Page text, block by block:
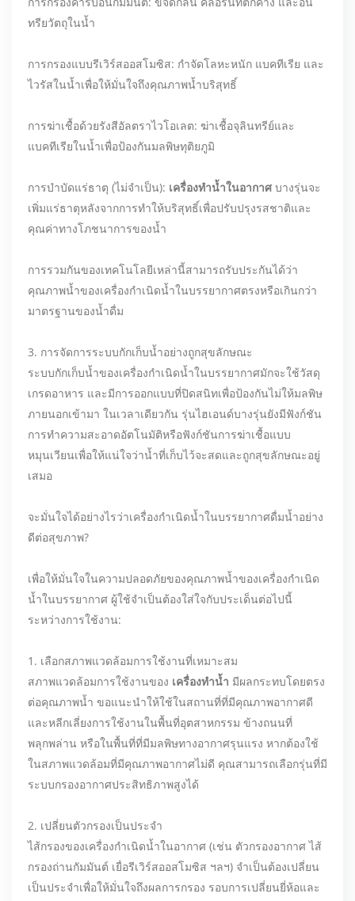
ทรียวัตถุในน้ำ
การกรองแบบรีเวิร์สออสโมซิส: กำจัดโลหะหนัก แบคทีเรีย และ
ไวรัสในน้ำเพื่อให้มั่นใจถึงคุณภาพน้ำบริสุทธิ์
การฆ่าเชื้อด้วยรังสีอัลตราไวโอเลต: ฆ่าเชื้อจุลินทรีย์และ
แบคทีเรียในน้ำเพื่อป้องกันมลพิษทุติยภูมิ
การบำบัดแร่ธาตุ (ไม่จำเป็น): เครื่องทำน้ำในอากาศ บางรุ่นจะ
เพิ่มแร่ธาตุหลังจากการทำให้บริสุทธิ์เพื่อปรับปรุงรสชาติและ
คุณค่าทางโภชนาการของน้ำ
การรวมกันของเทคโนโลยีเหล่านี้สามารถรับประกันได้ว่า
คุณภาพน้ำของเครื่องกำเนิดน้ำในบรรยากาศตรงหรือเกินกว่า
มาตรฐานของน้ำดื่ม
3. การจัดการระบบกักเก็บน้ำอย่างถูกสุขลักษณะ
ระบบกักเก็บน้ำของเครื่องกำเนิดน้ำในบรรยากาศมักจะใช้วัสดุ
เกรดอาหาร และมีการออกแบบที่ปิดสนิทเพื่อป้องกันไม่ให้มลพิษ
ภายนอกเข้ามา ในเวลาเดียวกัน รุ่นไฮเอนด์บางรุ่นยังมีฟังก์ชัน
การทำความสะอาดอัตโนมัติหรือฟังก์ชันการฆ่าเชื้อแบบ
หมุนเวียนเพื่อให้แน่ใจว่าน้ำที่เก็บไว้จะสดและถูกสุขลักษณะอยู่
เสมอ
จะมั่นใจได้อย่างไรว่าเครื่องกำเนิดน้ำในบรรยากาศดื่มน้ำอย่าง
ดีต่อสุขภาพ?
เพื่อให้มั่นใจในความปลอดภัยของคุณภาพน้ำของเครื่องกำเนิด
น้ำในบรรยากาศ ผู้ใช้จำเป็นต้องใส่ใจกับประเด็นต่อไปนี้
ระหว่างการใช้งาน:
1. เลือกสภาพแวดล้อมการใช้งานที่เหมาะสม
สภาพแวดล้อมการใช้งานของ เครื่องทำน้ำ มีผลกระทบโดยตรง
ต่อคุณภาพน้ำ ขอแนะนำให้ใช้ในสถานที่ที่มีคุณภาพอากาศดี
และหลีกเลี่ยงการใช้งานในพื้นที่อุตสาหกรรม ข้างถนนที่
พลุกพล่าน หรือในพื้นที่ที่มีมลพิษทางอากาศรุนแรง หากต้องใช้
ในสภาพแวดล้อมที่มีคุณภาพอากาศไม่ดี คุณสามารถเลือกรุ่นที่มี
ระบบกรองอากาศประสิทธิภาพสูงได้
2. เปลี่ยนตัวกรองเป็นประจำ
ไส้กรองของเครื่องกำเนิดน้ำในอากาศ (เช่น ตัวกรองอากาศ ไส้
กรองถ่านกัมมันต์ เยื่อรีเวิร์สออสโมซิส ฯลฯ) จำเป็นต้องเปลี่ยน
เป็นประจำเพื่อให้มั่นใจถึงผลการกรอง รอบการเปลี่ยนยี่ห้อและ